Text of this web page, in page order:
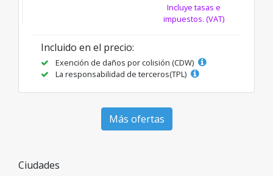
Incluye tasas e
impuestos. (VAT)
Incluido en el precio:
Exención de daños por colisión (CDW)
La responsabilidad de terceros(TPL)
Más ofertas
Ciudades